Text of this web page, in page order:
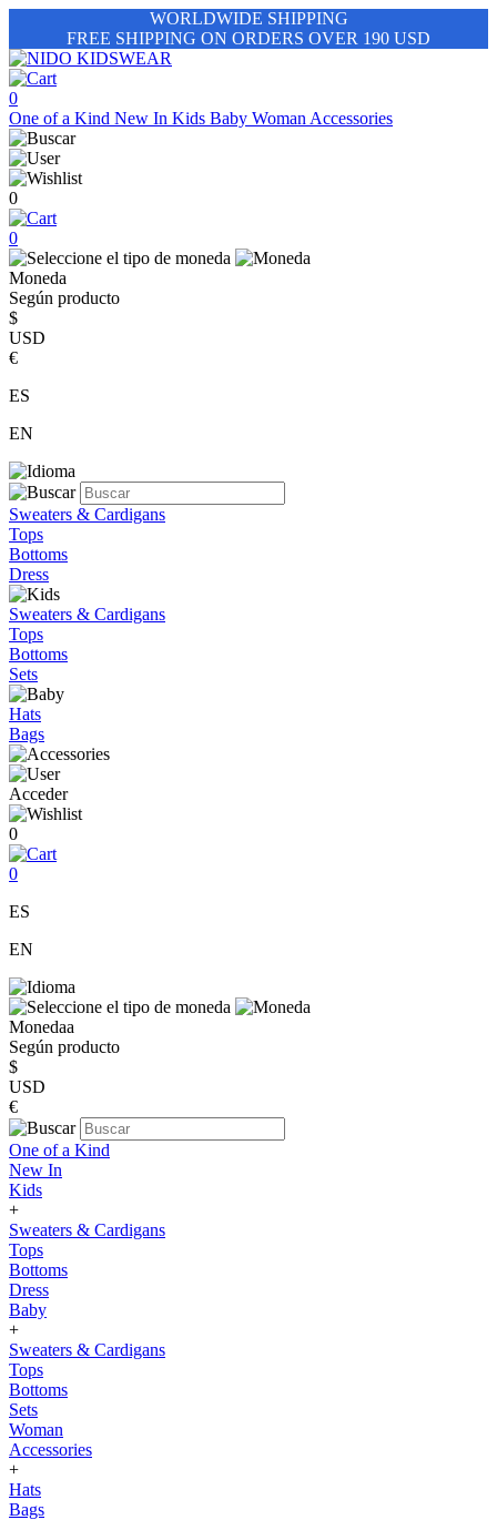
WORLDWIDE SHIPPING
FREE SHIPPING ON ORDERS OVER 190 USD
0
One of a Kind New In Kids Baby Woman Accessories
0
0
Moneda
Según producto
$
USD
€
ES
EN
Sweaters & Cardigans
Tops
Bottoms
Dress
Sweaters & Cardigans
Tops
Bottoms
Sets
Hats
Bags
Acceder
0
0
ES
EN
Monedaa
Según producto
$
USD
€
One of a Kind
New In
Kids
+
Sweaters & Cardigans
Tops
Bottoms
Dress
Baby
+
Sweaters & Cardigans
Tops
Bottoms
Sets
Woman
Accessories
+
Hats
Bags